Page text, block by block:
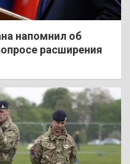
напомнил об
расширения